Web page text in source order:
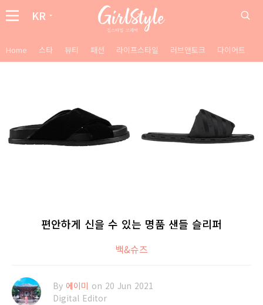
KR
Home 스타 뷰티 패션 라이프스타일 러브앤토크 다이어트
편안하게 신을 수 있는 명품 샌들 슬리퍼
백&슈즈
By 에이미 on 20 Jun 2021
Digital Editor